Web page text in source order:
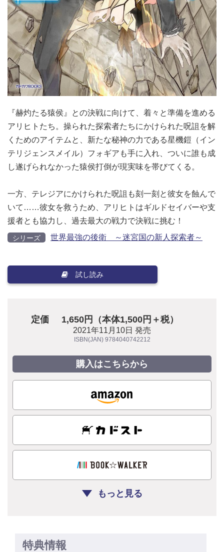
『赫灼たる猿侯』との決戦に向けて、着々と準備を進める
アリヒトたち。操られた探索者たちにかけられた呪詛を解
くためのアイテムと、新たな秘神の力である星機鎧（イン
テリジェンスメイル）フォギアも手に入れ、ついに誰も成
し遂げられなかった猿侯打倒が現実味を帯びてくる。
一方、テレジアにかけられた呪詛も刻一刻と彼女を蝕んで
いて……彼女を救うため、アリヒトはギルドセイバーや支
援者とも協力し、過去最大の戦力で決戦に挑む！
シリーズ 世界最強の後衛 ～迷宮国の新人探索者～
試し読み
定価 1,650円（本体1,500円＋税）
2021年11月10日 発売
ISBN(JAN) 9784040742212
購入はこちらから
もっと見る
特典情報